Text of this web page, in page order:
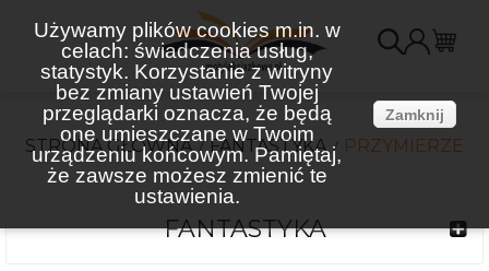
Używamy plików cookies m.in. w
celach: świadczenia usług,
statystyk. Korzystanie z witryny
bez zmiany ustawień Twojej
przeglądarki oznacza, że będą
one umieszczane w Twoim
urządzeniu końcowym. Pamiętaj,
że zawsze możesz zmienić te
ustawienia.
Zamknij
STRONA GŁÓWNA FANTASTYKA PRZYMIERZE
FANTASTYKA